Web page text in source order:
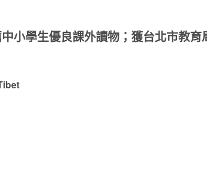
小學生優良課外讀物；獲台北市教育